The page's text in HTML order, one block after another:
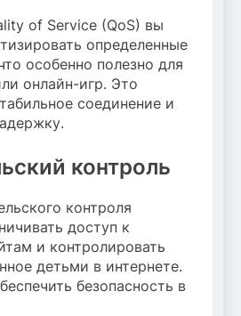
of Service (QoS) вы
определенные
особенно полезно для
онлайн-игр. Это
соединение и
контроль
контроля
доступ к
и контролировать
детьми в интернете.
безопасность в